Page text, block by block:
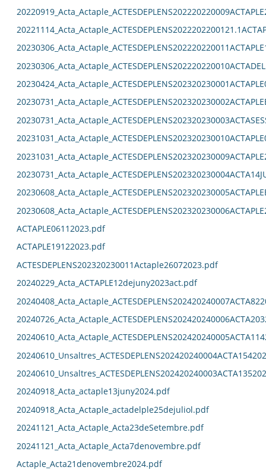
ACTAPLE06112023.pdf
ACTAPLE19122023.pdf
ACTESDEPLENS202320230011Actaple26072023.pdf
20240229_Acta_ACTAPLE12dejuny2023act.pdf
20240918_Acta_actaple13juny2024.pdf
20240918_Acta_Actaple_actadelple25dejuliol.pdf
20241121_Acta_Actaple_Acta23deSetembre.pdf
20241121_Acta_Actaple_Acta7denovembre.pdf
Actaple_Acta21denovembre2024.pdf